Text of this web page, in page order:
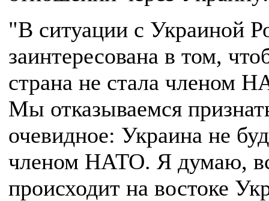
"В ситуации с Украиной
заинтересована в том,
страна не стала членом
Мы отказываемся
очевидное: Украина не
членом НАТО. Я думаю,
происходит на востоке